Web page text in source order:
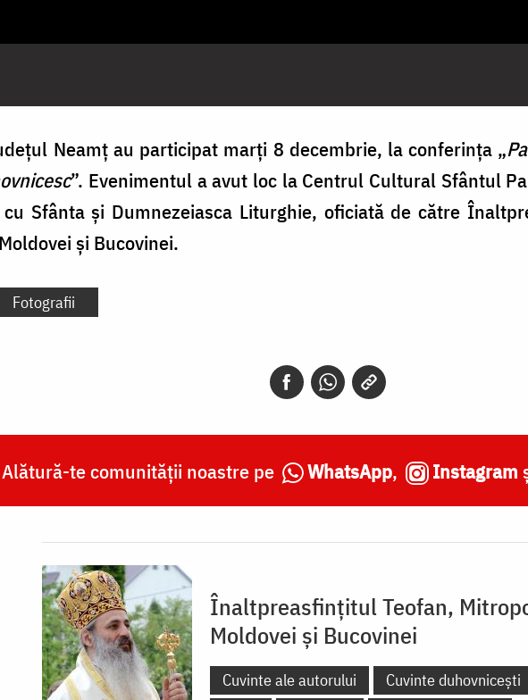
Neamț au participat marți 8 decembrie, la conferința „
”. Evenimentul a avut loc la Centrul Cultural Sfântul
Sfânta și Dumnezeiasca Liturghie, oficiată de către
și Bucovinei.
Fotografii
Alătură-te comunității noastre pe WhatsApp, Instagram
Înaltpreasfințitul Teofan,
Moldovei și Bucovinei
Cuvinte ale autorului Cuvinte duhovnicești